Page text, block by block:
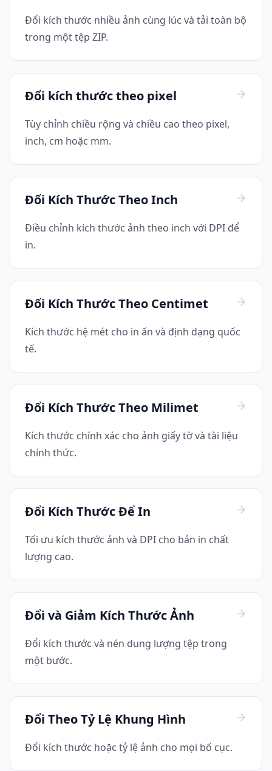
Đổi kích thước nhiều ảnh cùng lúc và tải toàn bộ
trong một tệp ZIP.
Đổi kích thước theo pixel
Tùy chỉnh chiều rộng và chiều cao theo pixel,
inch, cm hoặc mm.
Đổi Kích Thước Theo Inch
Điều chỉnh kích thước ảnh theo inch với DPI để
in.
Đổi Kích Thước Theo Centimet
Kích thước hệ mét cho in ấn và định dạng quốc
tế.
Đổi Kích Thước Theo Milimet
Kích thước chính xác cho ảnh giấy tờ và tài liệu
chính thức.
Đổi Kích Thước Để In
Tối ưu kích thước ảnh và DPI cho bản in chất
lượng cao.
Đổi và Giảm Kích Thước Ảnh
Đổi kích thước và nén dung lượng tệp trong
một bước.
Đổi Theo Tỷ Lệ Khung Hình
Đổi kích thước hoặc tỷ lệ ảnh cho mọi bố cục.